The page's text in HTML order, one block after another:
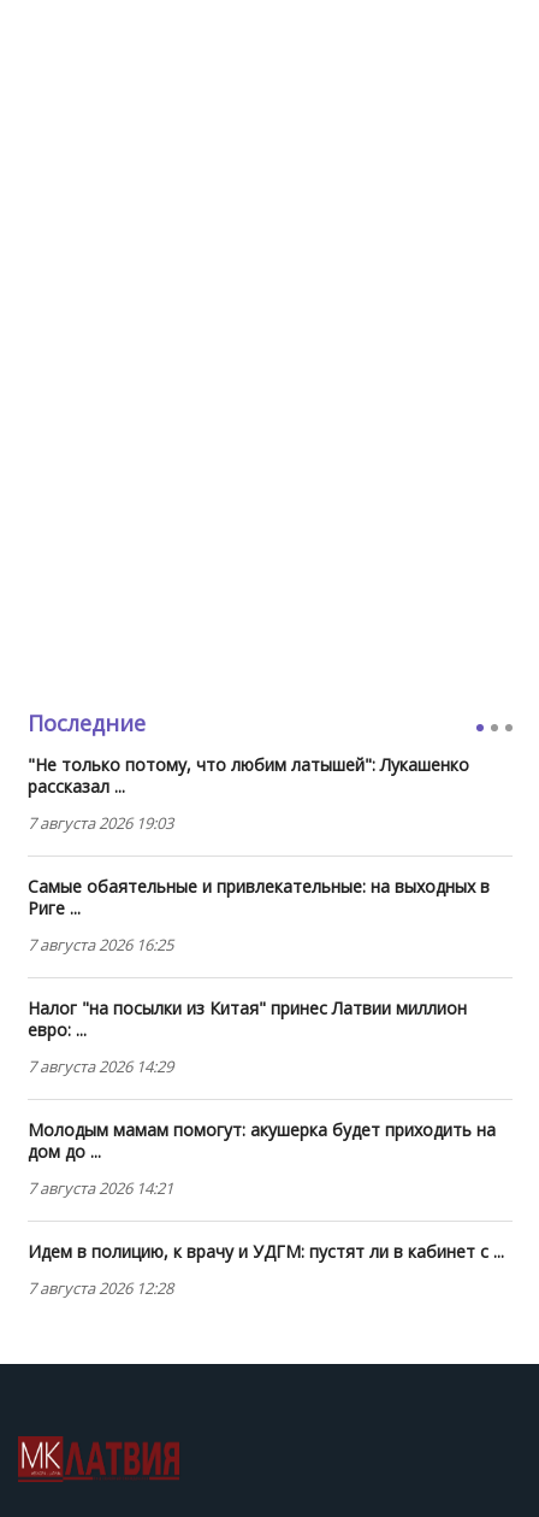
Последние
"Не только потому, что любим латышей": Лукашенко
рассказал ...
7 августа 2026 19:03
Самые обаятельные и привлекательные: на выходных в
Риге ...
7 августа 2026 16:25
Налог "на посылки из Китая" принес Латвии миллион
евро: ...
7 августа 2026 14:29
Молодым мамам помогут: акушерка будет приходить на
дом до ...
7 августа 2026 14:21
Идем в полицию, к врачу и УДГМ: пустят ли в кабинет с ...
7 августа 2026 12:28